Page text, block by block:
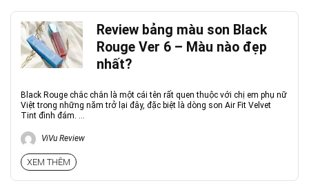
Review bảng màu son Black
Rouge Ver 6 – Màu nào đẹp
nhất?
Black Rouge chắc chắn là một cái tên rất quen thuộc với chị em phụ nữ
Việt trong những năm trở lại đây, đặc biệt là dòng son Air Fit Velvet
Tint đình đám. ...
ViVu Review
XEM THÊM